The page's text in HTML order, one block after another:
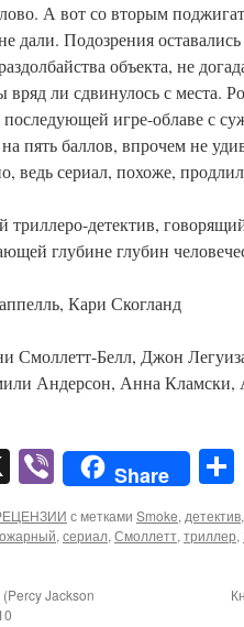
А вот со вторым
дали. Подозрения
объекта, не
ли сдвинулось с места.
игре-облаве с
пять баллов, впрочем не
ведь сериал, похоже,
триллеро-детектив,
глубине глубин
Кари Скогланд
Смоллетт-Белл, Джон
Андерсон, Анна Кламски,
X ViberShare
с метками Smoke,детектив,
,сериал,Смоллетт,триллер,
Jackson